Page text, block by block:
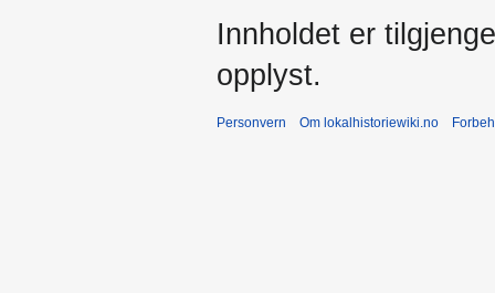
Innholdet er
opplyst.
Personvern Om lokalhistoriewiki.no